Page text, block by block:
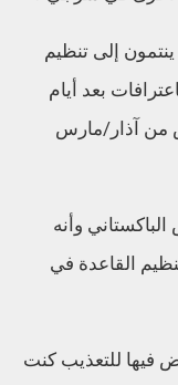
إلى تنظيم
بعد أيام
من آذار/مارس
وأنه
تنظيم القاعدة في
للتعذيب كنت